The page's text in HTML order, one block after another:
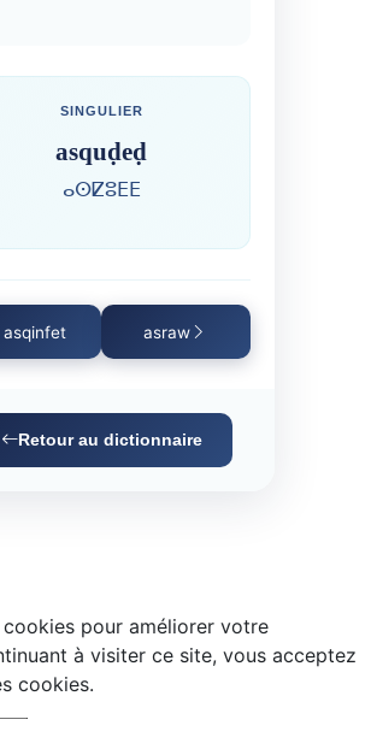
SINGULIER
asquḍeḍ
ⴰⵙⵇⵓⴹⴹ
asqinfet asraw
Retour au dictionnaire
pour améliorer votre
à visiter ce site, vous acceptez
cookies.